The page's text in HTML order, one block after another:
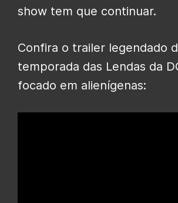
show tem que continuar.
Confira o trailer legendado
temporada das Lendas da
focado em alienígenas: